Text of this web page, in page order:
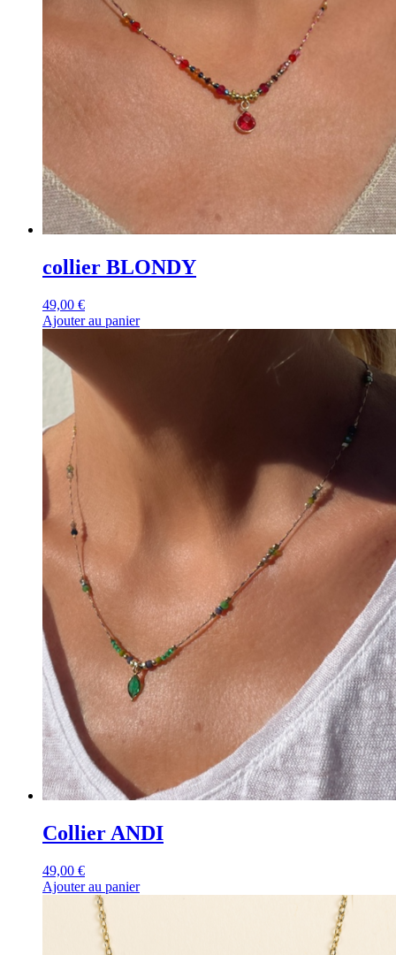
collier BLONDY
49,00 €
Ajouter au panier
Collier ANDI
49,00 €
Ajouter au panier